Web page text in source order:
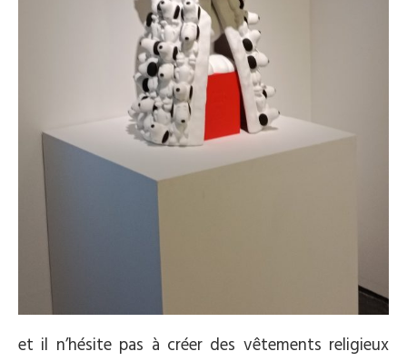
et il n’hésite pas à créer des vêtements religieux